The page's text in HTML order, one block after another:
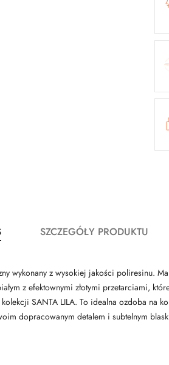
SZCZEGÓŁY PRODUKTU
wykonany z wysokiej jakości poliresinu.
z efektownymi złotymi przetarciami,
SANTA LILA. To idealna ozdoba
dopracowanym detalem i subtelnym